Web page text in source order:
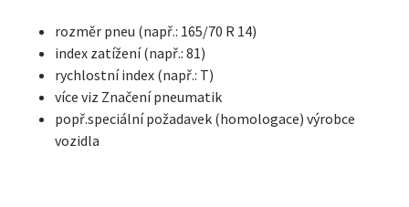
rozměr pneu (např.: 165/70 R 14)
index zatížení (např.: 81)
rychlostní index (např.: T)
více viz Značení pneumatik
popř.speciální požadavek (homologace) výrobce
vozidla